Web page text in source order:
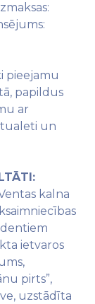
pieejamu
papildus
ar
tualeti un
kalna
ietvaros
pirts”,
uzstādīta